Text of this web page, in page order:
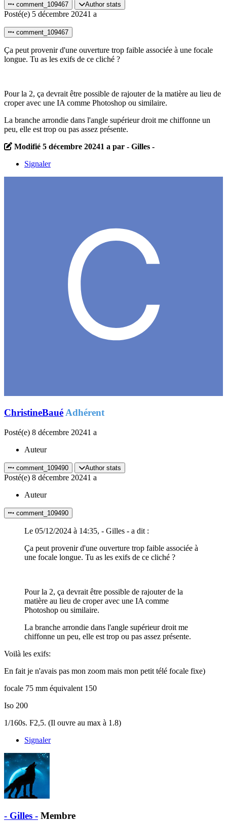
comment_109467 Author stats
Posté(e) 5 décembre 20241 a
comment_109467
Ça peut provenir d'une ouverture trop faible associée à une focale
longue. Tu as les exifs de ce cliché ?
Pour la 2, ça devrait être possible de rajouter de la matière au lieu de
croper avec une IA comme Photoshop ou similaire.
La branche arrondie dans l'angle supérieur droit me chiffonne un
peu, elle est trop ou pas assez présente.
Modifié 5 décembre 20241 a par - Gilles -
Signaler
ChristineBauéAdhérent
Posté(e) 8 décembre 20241 a
Auteur
comment_109490 Author stats
Posté(e) 8 décembre 20241 a
Auteur
comment_109490
Le 05/12/2024 à 14:35, - Gilles - a dit :
Ça peut provenir d'une ouverture trop faible associée à
une focale longue. Tu as les exifs de ce cliché ?
Pour la 2, ça devrait être possible de rajouter de la
matière au lieu de croper avec une IA comme
Photoshop ou similaire.
La branche arrondie dans l'angle supérieur droit me
chiffonne un peu, elle est trop ou pas assez présente.
Voilà les exifs:
En fait je n'avais pas mon zoom mais mon petit télé focale fixe)
focale 75 mm équivalent 150
Iso 200
1/160s. F2,5. (Il ouvre au max à 1.8)
Signaler
- Gilles - Membre